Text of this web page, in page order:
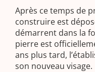
Après ce temps de
construire est
démarrent dans la
pierre est
ans plus tard,
son nouveau visage.